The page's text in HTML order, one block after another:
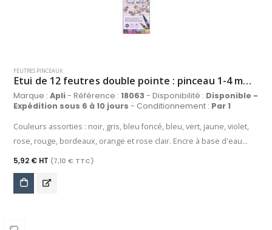
FEUTRES PINCEAUX
Etui de 12 feutres double pointe : pinceau 1-4 mm / ronde 1 mm, couleurs assorties
Marque :Apli- Référence : 18063 - Disponibilité : Disponible -
Expédition sous 6 à 10 jours - Conditionnement : Par 1
Couleurs assorties : noir, gris, bleu foncé, bleu, vert, jaune, violet,
rose, rouge, bordeaux, orange et rose clair. Encre à base d'eau
pour apporter du professionnalisme à vos dessins. Les couleurs
peinture, les illustrations...
5,92 € HT (7,10 € TTC)